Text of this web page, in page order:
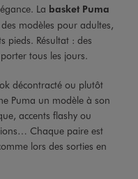
La basket Puma
modèles pour adultes,
pieds. Résultat : des
tous les jours.
décontracté ou plutôt
Puma un modèle à son
accents flashy ou
Chaque paire est
lors des sorties en